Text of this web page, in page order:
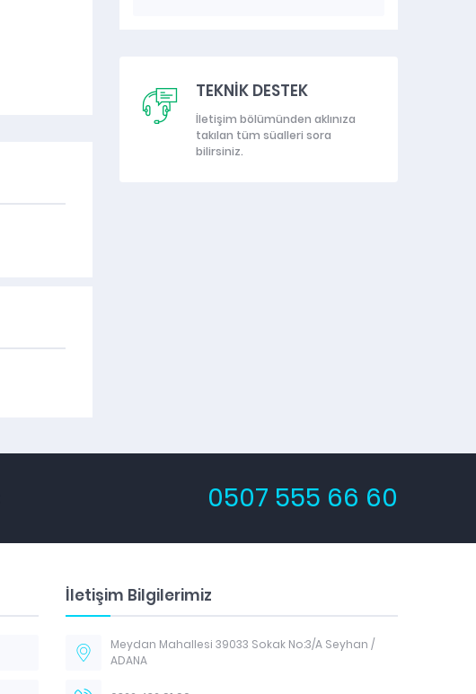
evraklarınızı tasarımı ve üretimi
yapılmaktadır. Kullanılan Kâğıt
Cinsleri; I.Hamur Kâğıt,
Kendinden...
TEKNİK DESTEK
İletişim bölümünden aklınıza
takılan tüm süalleri sora
bilirsiniz.
0507 555 66 60
İletişim Bilgilerimiz
Meydan Mahallesi 39033 Sokak No:3/A Seyhan /
ADANA